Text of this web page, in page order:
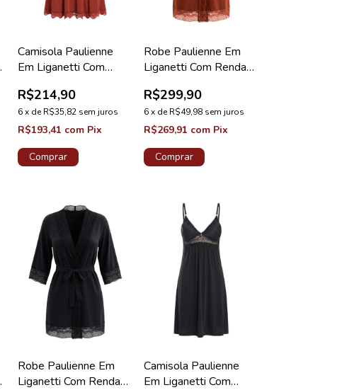
Camisola Paulienne
Em Liganetti Com
R$214,90
6x deR$35,82 sem juros
R$193,41 com Pix
Comprar
Robe Paulienne Em
Liganetti Com Renda
R$299,90
6x deR$49,98 sem juros
R$269,91 com Pix
Comprar
Robe Paulienne Em
Liganetti Com Renda
Camisola Paulienne
Em Liganetti Com